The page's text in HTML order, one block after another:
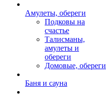
Амулеты, обереги
Подковы на
счастье
Талисманы,
амулеты и
обереги
Домовые, обереги
Баня и сауна